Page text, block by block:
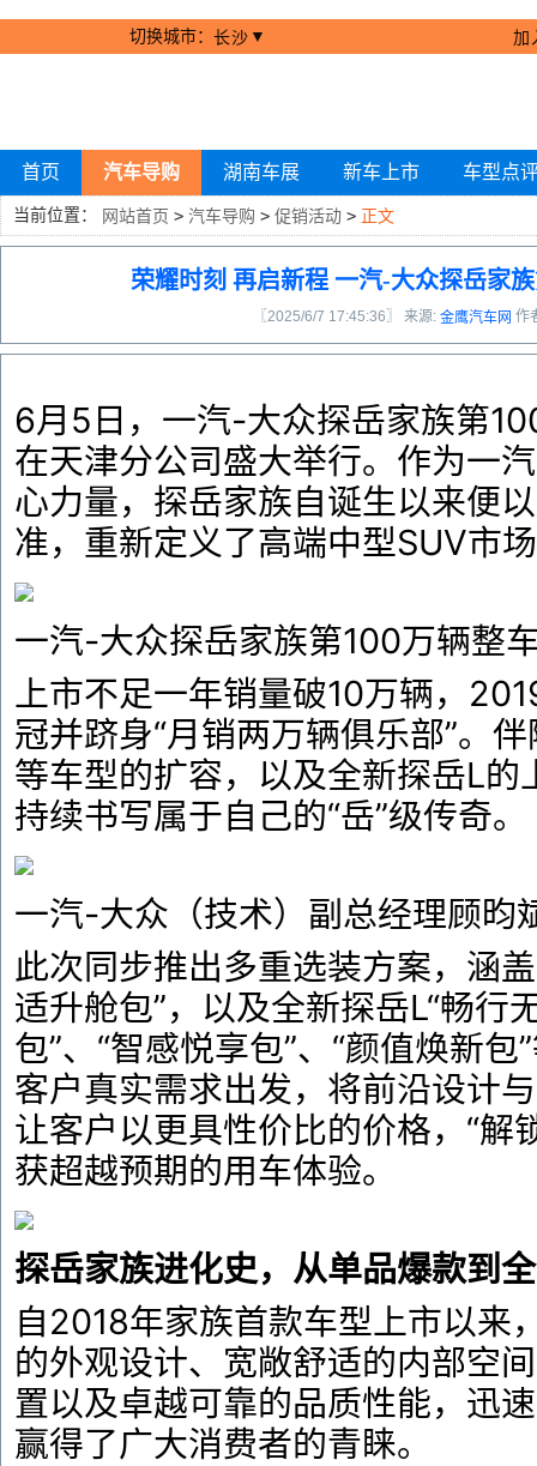
切换城市： 长沙 ▼ 加
首页 汽车导购 湖南车展 新车上市 车型点
当前位置： 网站首页 > 汽车导购 > 促销活动 > 正文
荣耀时刻 再启新程 一汽-大众探岳家
〖2025/6/7 17:45:36〗 来源: 金鹰汽车网 作
6月5日，一汽-大众探岳家族第
在天津分公司盛大举行。作为一
心力量，探岳家族自诞生以来便
准，重新定义了高端中型SUV市
一汽-大众探岳家族第100万辆
上市不足一年销量破10万辆，
冠并跻身“月销两万辆俱乐部”。
等车型的扩容，以及全新探岳L的
持续书写属于自己的“岳”级传奇。
一汽-大众（技术）副总经理顾昀
此次同步推出多重选装方案，涵
适升舱包”，以及全新探岳L“畅行
包”、“智感悦享包”、“颜值焕新
客户真实需求出发，将前沿设计
让客户以更具性价比的价格，“解
获超越预期的用车体验。
探岳家族进化史，从单品爆款到
自2018年家族首款车型上市以来
的外观设计、宽敞舒适的内部空
置以及卓越可靠的品质性能，迅
赢得了广大消费者的青睐。